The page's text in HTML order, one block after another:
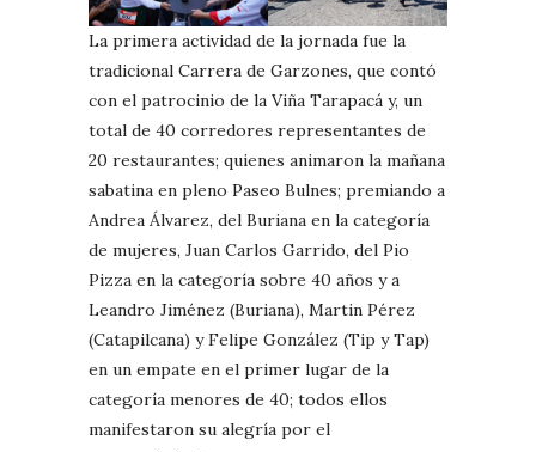
La primera actividad de la jornada fue la
tradicional Carrera de Garzones, que contó
con el patrocinio de la Viña Tarapacá y, un
total de 40 corredores representantes de
20 restaurantes; quienes animaron la mañana
sabatina en pleno Paseo Bulnes; premiando a
Andrea Álvarez, del Buriana en la categoría
de mujeres, Juan Carlos Garrido, del Pio
Pizza en la categoría sobre 40 años y a
Leandro Jiménez (Buriana), Martin Pérez
(Catapilcana) y Felipe González (Tip y Tap)
en un empate en el primer lugar de la
categoría menores de 40; todos ellos
manifestaron su alegría por el